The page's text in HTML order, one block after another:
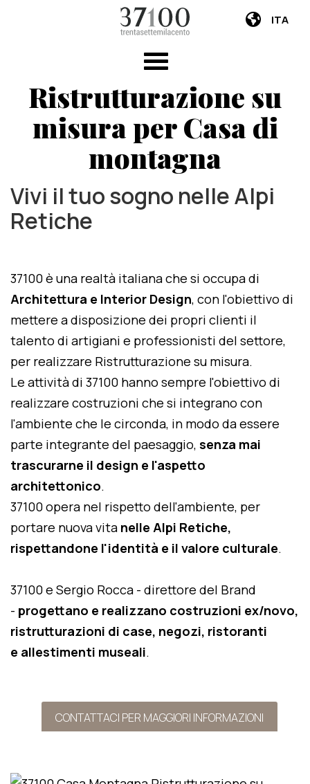
ITA
Ristrutturazione su
misura per Casa di
montagna
Vivi il tuo sogno nelle Alpi
Retiche
37100 è una realtà italiana che si occupa di
Architettura e Interior Design, con l'obiettivo di
mettere a disposizione dei propri clienti il
talento di artigiani e professionisti del settore,
per realizzare Ristrutturazione su misura.
Le attività di 37100 hanno sempre l'obiettivo di
realizzare costruzioni che si integrano con
l'ambiente che le circonda, in modo da essere
parte integrante del paesaggio, senza mai
trascurarne il design e l'aspetto
architettonico.
37100 opera nel rispetto dell'ambiente, per
portare nuova vita nelle Alpi Retiche,
rispettandone l'identità e il valore culturale.
37100 e Sergio Rocca - direttore del Brand
- progettano e realizzano costruzioni ex/novo,
ristrutturazioni di case, negozi, ristoranti
e allestimenti museali.
CONTATTACI PER MAGGIORI INFORMAZIONI